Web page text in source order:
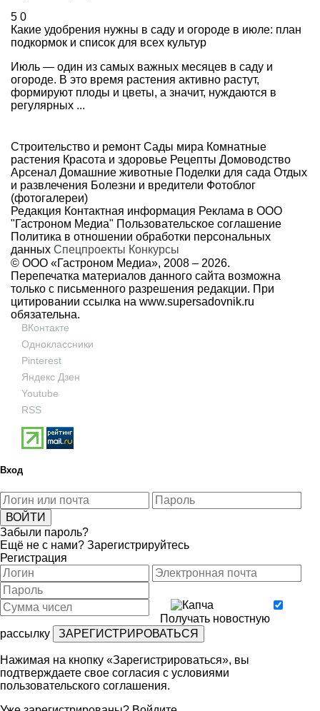
5 0
Какие удобрения нужны в саду и огороде в июле: план
подкормок и список для всех культур
Июль — один из самых важных месяцев в саду и
огороде. В это время растения активно растут,
формируют плоды и цветы, а значит, нуждаются в
регулярных ...
Строительство и ремонт Сады мира Комнатные
растения Красота и здоровье Рецепты Домоводство
Арсенал Домашние животные Поделки для сада Отдых
и развлечения Болезни и вредители Фотоблог
(фотогалереи)
Редакция Контактная информация Реклама в ООО
"Гастроном Медиа" Пользовательское соглашение
Политика в отношении обработки персональных
данных Спецпроекты Конкурсы
© ООО «Гастроном Медиа», 2008 – 2026.
Перепечатка материалов данного сайта возможна
только с письменного разрешения редакции. При
цитировании ссылка на www.supersadovnik.ru
обязательна.
ВКонтакте
Одноклассники
Pinterest
Яндекс Дзен
Youtube
RSS
Вход
Забыли пароль?
Ещё не с нами? Зарегистрируйтесь
Регистрация
Получать новостную
рассылку
Нажимая на кнопку «Зарегистрироваться», вы
подтверждаете свое согласия с условиями
пользовательского соглашения.